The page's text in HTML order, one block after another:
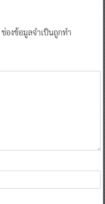
ช่องข้อมูลจำเป็นถูกทำ